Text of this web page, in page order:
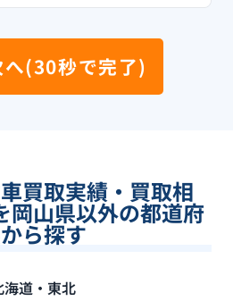
へ(30秒で完了)
買取実績・買取相
岡山県以外の都道府
ら探す
海道・東北